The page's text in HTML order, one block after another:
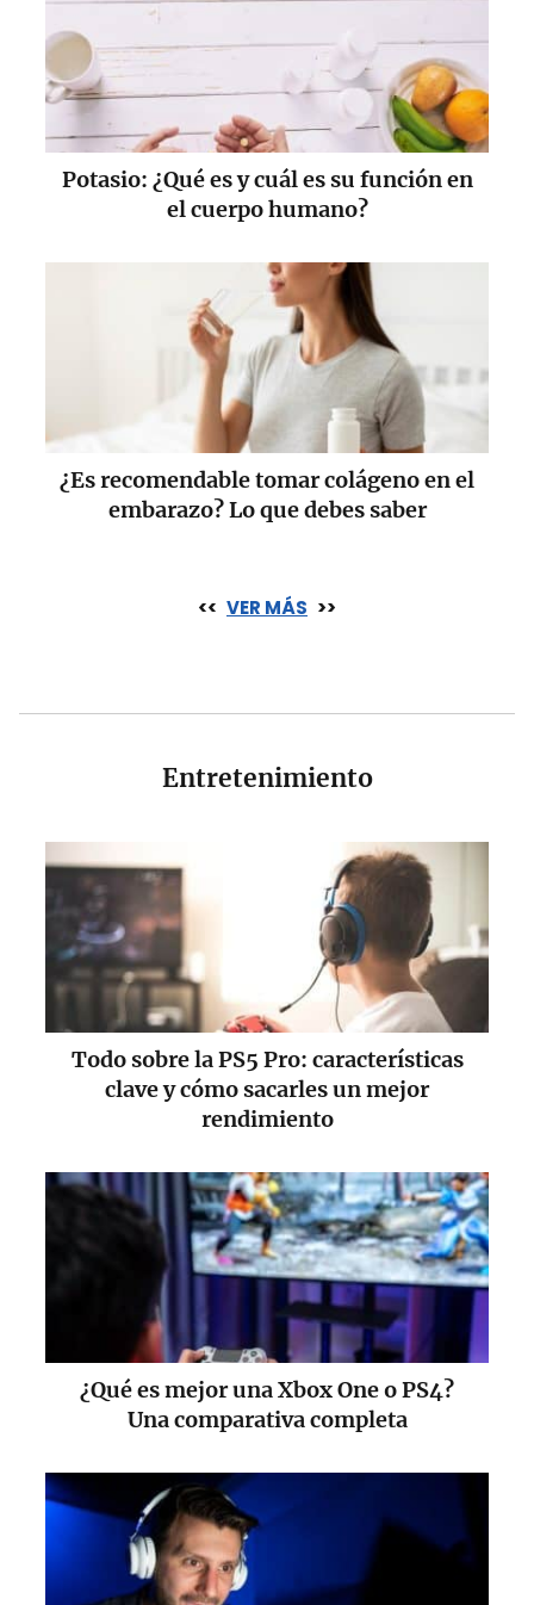
Potasio: ¿Qué es y cuál es su función en
el cuerpo humano?
¿Es recomendable tomar colágeno en el
embarazo? Lo que debes saber
<< VER MÁS >>
Entretenimiento
Todo sobre la PS5 Pro: características
clave y cómo sacarles un mejor
rendimiento
¿Qué es mejor una Xbox One o PS4?
Una comparativa completa